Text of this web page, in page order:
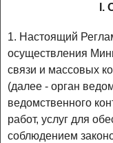
I.
1. Настоящий
осуществления
связи и массовых
(далее - орган
ведомственного
работ, услуг для
соблюдением